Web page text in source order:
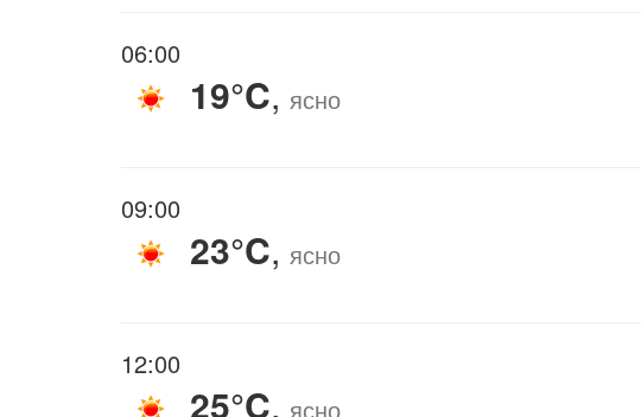
06:00
19°C, ясно
09:00
23°C, ясно
12:00
25°C, ясно